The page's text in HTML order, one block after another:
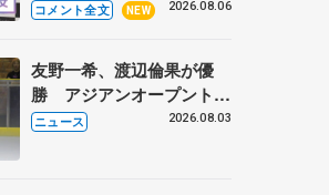
ものは出てきている？」
ド野村忠宏さんと和気あい
あい
コメント全文 NEW 2026.08.06
友野一希、渡辺倫果が優
勝 アジアンオープントロ
フィー
ニュース 2026.08.03